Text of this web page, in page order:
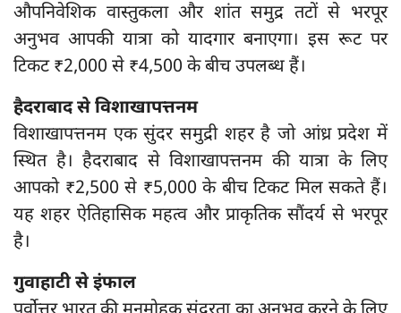
औपनिवेशिक वास्तुकला और शांत समुद्र तटों से भरपूर
अनुभव आपकी यात्रा को यादगार बनाएगा। इस रूट पर
टिकट ₹2,000 से ₹4,500 के बीच उपलब्ध हैं।
हैदराबाद से विशाखापत्तनम
विशाखापत्तनम एक सुंदर समुद्री शहर है जो आंध्र प्रदेश में
स्थित है। हैदराबाद से विशाखापत्तनम की यात्रा के लिए
आपको ₹2,500 से ₹5,000 के बीच टिकट मिल सकते हैं।
यह शहर ऐतिहासिक महत्व और प्राकृतिक सौंदर्य से भरपूर
है।
गुवाहाटी से इंफाल